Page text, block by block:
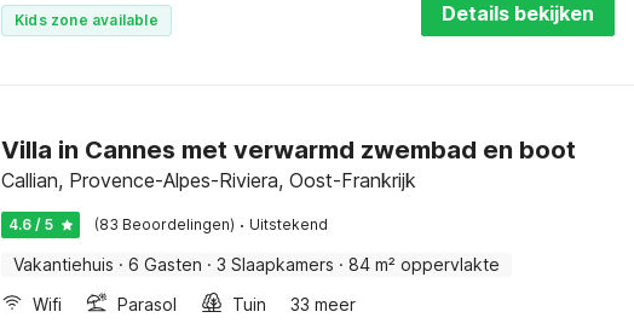
Kids zone available Details bekijken
Villa in Cannes met verwarmd zwembad en boot
Callian, Provence-Alpes-Riviera, Oost-Frankrijk
4.6 / 5 (83 Beoordelingen) · Uitstekend
Vakantiehuis · 6 Gasten · 3 Slaapkamers · 84 m² oppervlakte
Wifi
Parasol Tuin
33 meer